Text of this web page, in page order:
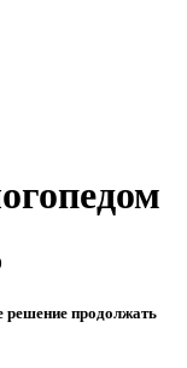
решение продолжать